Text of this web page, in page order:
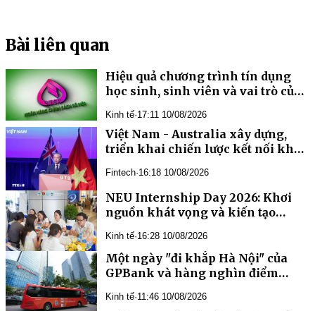
Bài liên quan
Hiệu quả chương trình tín dụng
học sinh, sinh viên và vai trò của
bàn TP. Đồng Nai
Kinh tế·17:11 10/08/2026
Việt Nam - Australia xây dựng,
triển khai chiến lược kết nối khoa
tạo tầm nhìn dài hạn
Fintech·16:18 10/08/2026
NEU Internship Day 2026: Khơi
nguồn khát vọng và kiến tạo
trẻ
Kinh tế·16:28 10/08/2026
Một ngày "đi khắp Hà Nội" của
GPBank và hàng nghìn điểm
Kinh tế·11:46 10/08/2026